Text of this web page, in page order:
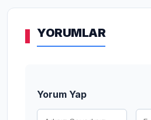
YORUMLAR
Yorum Yap